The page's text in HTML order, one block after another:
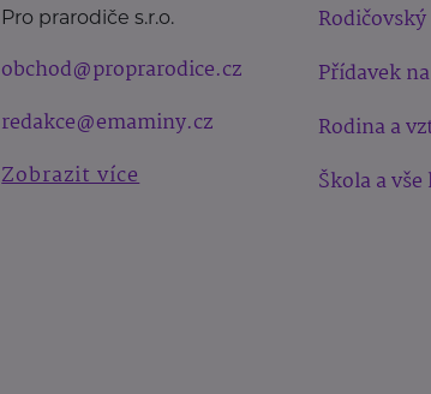
Pro prarodiče s.r.o.
obchod@proprarodice.cz
redakce@emaminy.cz
Zobrazit více
Přídavek
Rodina a
Škola a